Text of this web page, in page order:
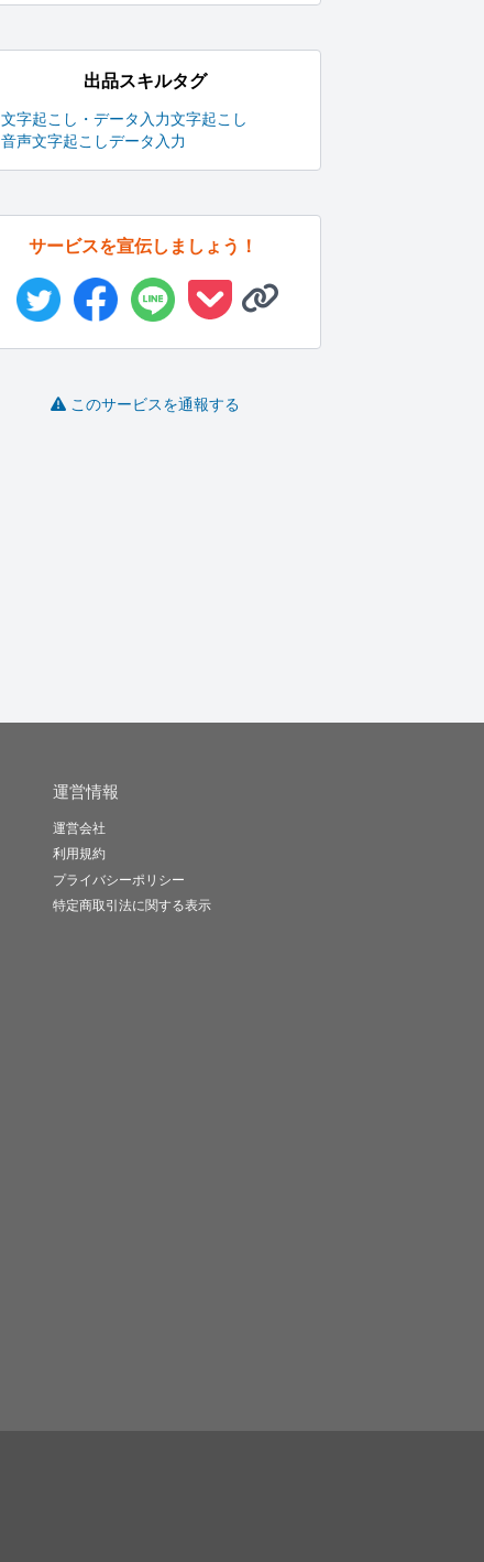
出品スキルタグ
文字起こし・データ入力文字起こし
音声文字起こしデータ入力
サービスを宣伝しましょう！
このサービスを通報する
運営情報
運営会社
利用規約
プライバシーポリシー
特定商取引法に関する表示